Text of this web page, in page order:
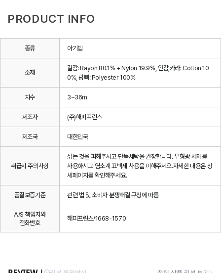
PRODUCT INFO
종류 아기빕
소재
겉감: Rayon 80.1% + Nylon 19.9%, 안감,카라: Cotton 10
0%, 랍빠: Polyester 100%
치수 3~36m
제조자 (주)해피프린스
제조국 대한민국
취급시 주의사항
삶는 것을 피해주시고 단독세탁을 권장합니다. 무형광 세제를
사용하시고 염소계 표백제 사용을 피해주세요.자세한 내용은 상
세페이지를 확인해주세요.
품질보증기준 관련 법 및 소비자 분쟁해결 규정에 따름
A/S 책임자와
전화번호
해피프린스/1668-1570